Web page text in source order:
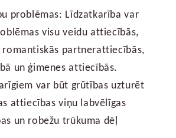
problēmas: Līdzatkarība var
visu veidu attiecībās,
partnerattiecībās,
un ģimenes attiecībās.
var būt grūtības uzturēt
attiecības viņu labvēlīgas
un robežu trūkuma dēļ